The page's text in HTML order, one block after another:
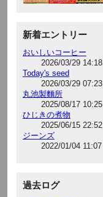
新着エントリー
おいしいコーヒー
2026/03/29 14:18
Today's seed
2026/03/29 07:23
丸池製麵所
2025/08/17 10:25
ひじきの煮物
2025/06/15 22:52
ジーンズ
2022/01/04 11:07
過去ログ